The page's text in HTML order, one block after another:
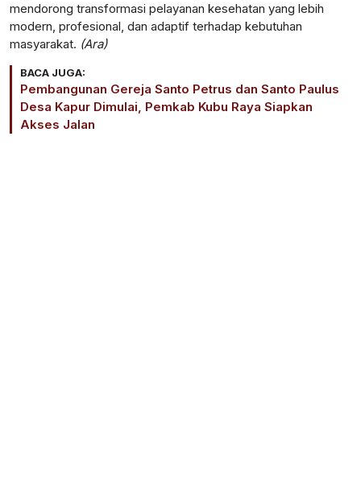
mendorong transformasi pelayanan kesehatan yang lebih
modern, profesional, dan adaptif terhadap kebutuhan
masyarakat. (Ara)
BACA JUGA:
Pembangunan Gereja Santo Petrus dan Santo Paulus
Desa Kapur Dimulai, Pemkab Kubu Raya Siapkan
Akses Jalan